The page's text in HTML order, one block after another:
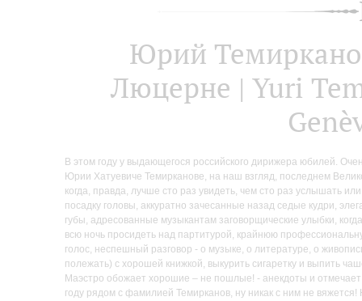
Юрий
Люцерне | Yuri
В этом году у выдающегося российского дирижера юбилей.
Юрии Хатуевиче Темирканове, на наш взгляд, последнем
когда, правда, лучше сто раз увидеть, чем сто раз услышать
посадку головы, аккуратно зачесанные назад седые кудри,
губы, адресованные музыкантам заговорщические улыбки,
всю ночь просидеть над партитурой, крайнюю
голос, неспешный разговор - о музыке, о литературе, о
полежать) с хорошей книжкой, выкурить сигаретку и выпить
Маэстро обожает хорошие – не пошлые! - анекдоты и
году рядом с фамилией Темирканов, ну никак с ним не